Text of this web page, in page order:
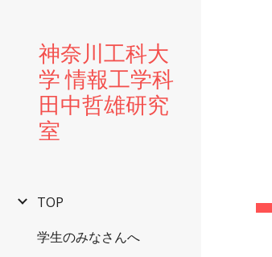
神奈川工科大
学 情報工学科
田中哲雄研究
室
TOP
学生のみなさんへ